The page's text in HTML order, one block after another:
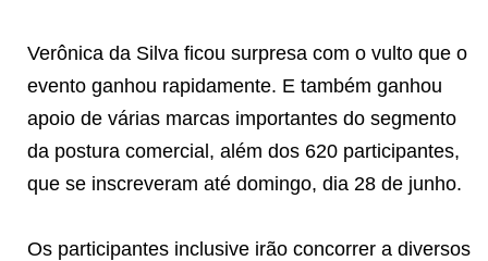
Verônica da Silva ficou surpresa com o vulto que o
evento ganhou rapidamente. E também ganhou
apoio de várias marcas importantes do segmento
da postura comercial, além dos 620 participantes,
que se inscreveram até domingo, dia 28 de junho.
Os participantes inclusive irão concorrer a diversos